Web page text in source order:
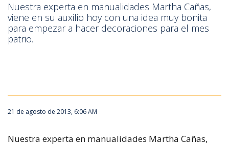
Nuestra experta en manualidades Martha Cañas,
viene en su auxilio hoy con una idea muy bonita
para empezar a hacer decoraciones para el mes
patrio.
21 de agosto de 2013, 6:06 AM
Nuestra experta en manualidades Martha Cañas,